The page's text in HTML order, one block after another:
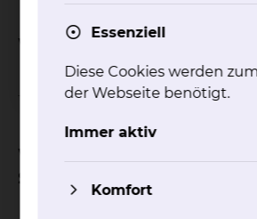
Wann findet die
Termine nach individueller Vereinbarung
Welche Unterlagen sind
Sprechstunde
Essenziell
Diese Cookies werden
der Webseite benötigt.
Immer aktiv
Komfort